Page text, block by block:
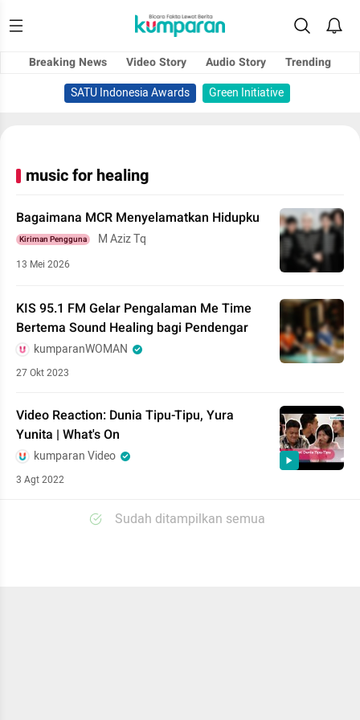
Breaking News Video Story Audio Story
Trending
SATU Indonesia Awards
Green Initiative
music for healing
Bagaimana MCR Menyelamatkan Hidupku
Kiriman Pengguna M Aziz Tq
13 Mei 2026
KIS 95.1 FM Gelar Pengalaman Me Time
Bertema Sound Healing bagi Pendengar
kumparanWOMAN
27 Okt 2023
Video Reaction: Dunia Tipu-Tipu, Yura
Yunita | What's On
kumparan Video
3 Agt 2022
Sudah ditampilkan semua